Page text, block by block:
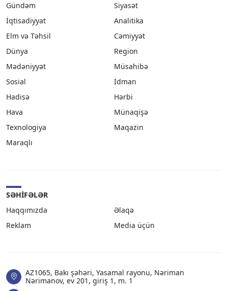
Gündəm
Siyasət
İqtisadiyyat
Analitika
Elm və Təhsil
Cəmiyyət
Dünya
Region
Mədəniyyət
Müsahibə
Sosial
İdman
Hadisə
Hərbi
Hava
Münaqişə
Texnologiya
Maqazin
Maraqlı
SƏHIFƏLƏR
Haqqımızda
Əlaqə
Reklam
Media üçün
AZ1065, Bakı şəhəri, Yasamal rayonu, Nəriman
Nərimanov, ev 201, giriş 1, m. 1